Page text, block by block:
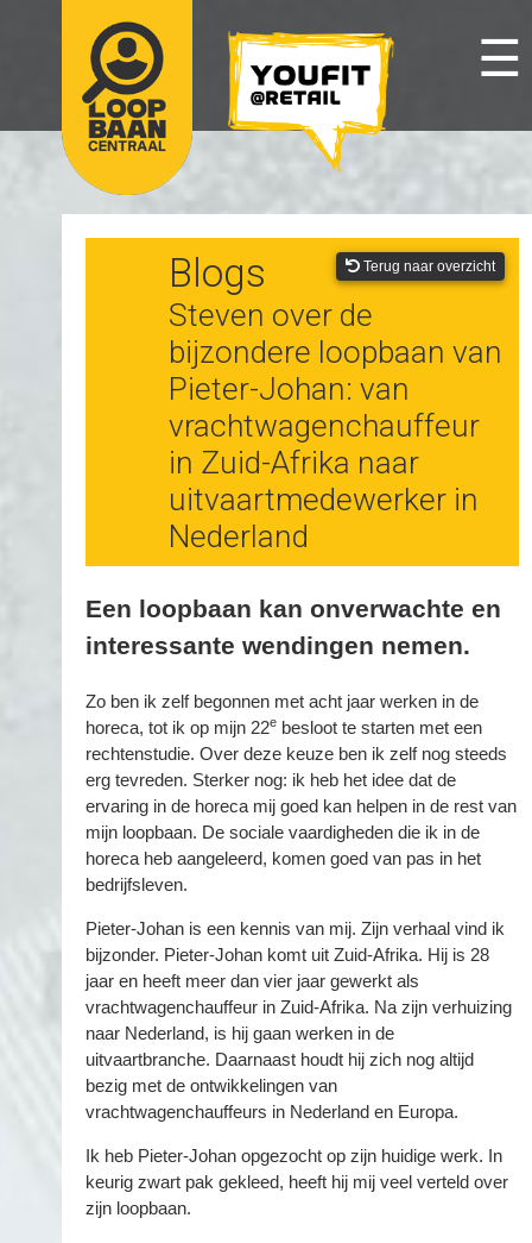
☰
Blogs
Steven over de
bijzondere loopbaan van
Pieter-Johan: van
vrachtwagenchauffeur
in Zuid-Afrika naar
uitvaartmedewerker in
Nederland
Terug naar overzicht
Een loopbaan kan onverwachte en
interessante wendingen nemen.
Zo ben ik zelf begonnen met acht jaar werken in de
horeca, tot ik op mijn 22e besloot te starten met een
rechtenstudie. Over deze keuze ben ik zelf nog steeds
erg tevreden. Sterker nog: ik heb het idee dat de
ervaring in de horeca mij goed kan helpen in de rest van
mijn loopbaan. De sociale vaardigheden die ik in de
horeca heb aangeleerd, komen goed van pas in het
bedrijfsleven.
Pieter-Johan is een kennis van mij. Zijn verhaal vind ik
bijzonder. Pieter-Johan komt uit Zuid-Afrika. Hij is 28
jaar en heeft meer dan vier jaar gewerkt als
vrachtwagenchauffeur in Zuid-Afrika. Na zijn verhuizing
naar Nederland, is hij gaan werken in de
uitvaartbranche. Daarnaast houdt hij zich nog altijd
bezig met de ontwikkelingen van
vrachtwagenchauffeurs in Nederland en Europa.
Ik heb Pieter-Johan opgezocht op zijn huidige werk. In
keurig zwart pak gekleed, heeft hij mij veel verteld over
zijn loopbaan.